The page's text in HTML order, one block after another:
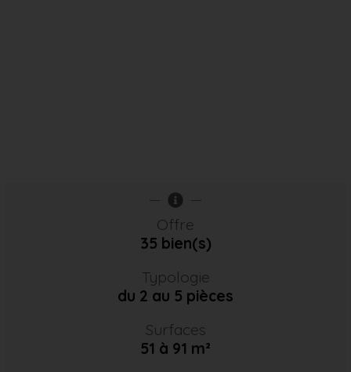
Offre
35 bien(s)
Typologie
du 2 au 5 pièces
Surfaces
51 à 91 m²